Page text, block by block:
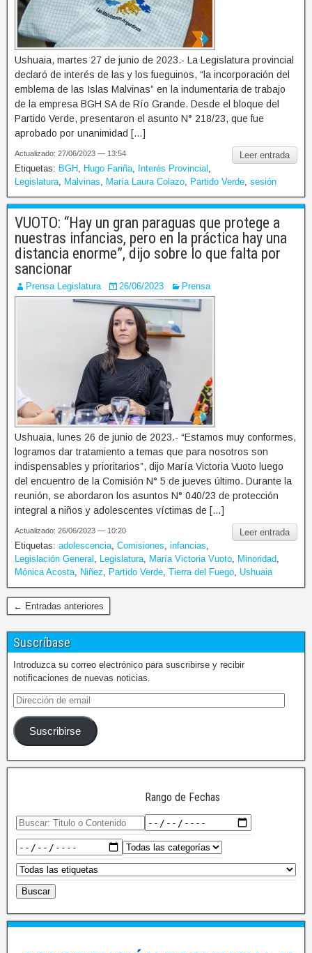
Ushuaia, martes 27 de junio de 2023.- La Legislatura provincial
declaró de interés de las y los fueguinos, “la incorporación del
emblema de las Islas Malvinas” en la indumentaria de trabajo
de la empresa BGH SA de Río Grande. Desde el bloque del
Partido Verde, presentaron el asunto N° 218/23, que fue
aprobado por unanimidad […]
Leer entrada
Actualizado: 27/06/2023 — 13:54
Etiquetas: BGH Hugo Fariña Interés Provincial
Legislatura
Malvinas María Laura Colazo Partido Verde sesión
VUOTO: “Hay un gran paraguas que protege a
nuestras infancias, pero en la práctica hay una
distancia enorme”, dijo sobre lo que falta por
sancionar
Prensa Legislatura 26/06/2023 Prensa
Ushuaia, lunes 26 de junio de 2023.- “Estamos muy conformes,
logramos dar tratamiento a temas que para nosotros son
indispensables y prioritarios”, dijo María Victoria Vuoto luego
del encuentro de la Comisión N° 5 de jueves último. Durante la
reunión, se abordaron los asuntos N° 040/23 de protección
integral a niños y adolescentes víctimas de […]
Leer entrada
Actualizado: 26/06/2023 — 10:20
Etiquetas: adolescencia Comisiones infancias
Legislación General
Legislatura María Victoria Vuoto Minoridad
Mónica Acosta
Niñez Partido Verde Tierra del Fuego Ushuaia
← Entradas anteriores
Suscríbase
Introduzca su correo electrónico para suscribirse y recibir
notificaciones de nuevas noticias.
Suscribirse
Rango de Fechas